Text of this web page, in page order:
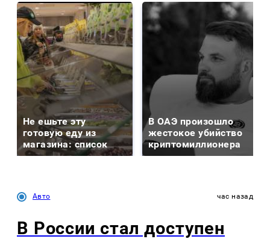
Не ешьте эту
готовую еду из
магазина: список
В ОАЭ произошло
жестокое убийство
криптомиллионера
Авто час назад
В России стал доступен